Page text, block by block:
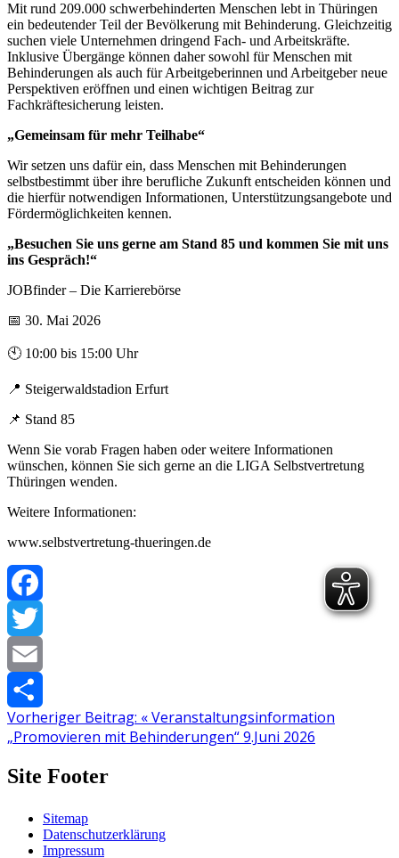
Mit rund 209.000 schwerbehinderten Menschen lebt in Thüringen
ein bedeutender Teil der Bevölkerung mit Behinderung. Gleichzeitig
suchen viele Unternehmen dringend Fach- und Arbeitskräfte.
Inklusive Übergänge können daher sowohl für Menschen mit
Behinderungen als auch für Arbeitgeberinnen und Arbeitgeber neue
Perspektiven eröffnen und einen wichtigen Beitrag zur
Fachkräftesicherung leisten.
„Gemeinsam für mehr Teilhabe“
Wir setzen uns dafür ein, dass Menschen mit Behinderungen
selbstbestimmt über ihre berufliche Zukunft entscheiden können und
die hierfür notwendigen Informationen, Unterstützungsangebote und
Fördermöglichkeiten kennen.
„Besuchen Sie uns gerne am Stand 85 und kommen Sie mit uns
ins Gespräch!“
JOBfinder – Die Karrierebörse
📅 30. Mai 2026
🕙 10:00 bis 15:00 Uhr
📍 Steigerwaldstadion Erfurt
📌 Stand 85
Wenn Sie vorab Fragen haben oder weitere Informationen
wünschen, können Sie sich gerne an die LIGA Selbstvertretung
Thüringen wenden.
Weitere Informationen:
www.selbstvertretung-thueringen.de
Facebook
Twitter
Email
Teilen
Vorheriger Beitrag: «Veranstaltungsinformation
„Promovieren mit Behinderungen“ 9.Juni 2026
Site Footer
Sitemap
Datenschutzerklärung
Impressum